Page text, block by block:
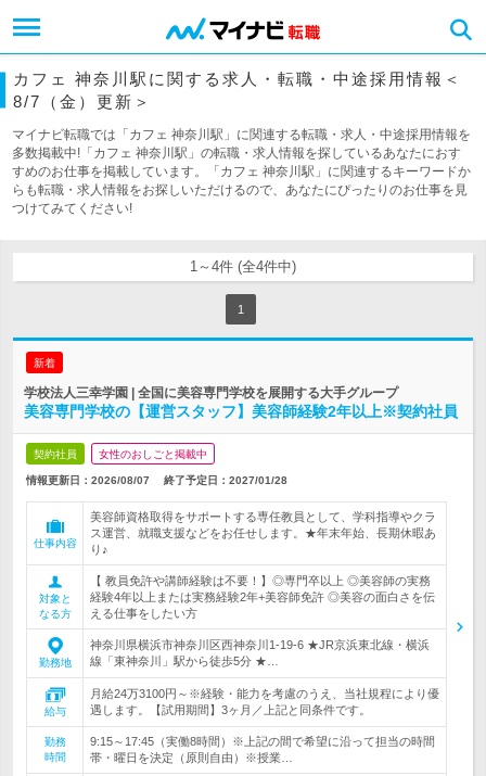
カフェ 神奈川駅に関する求人・転職・中途採用情報＜
8/7（金）更新＞
マイナビ転職では「カフェ 神奈川駅」に関連する転職・求人・中途採用情報を
多数掲載中!「カフェ 神奈川駅」の転職・求人情報を探しているあなたにおす
すめのお仕事を掲載しています。「カフェ 神奈川駅」に関連するキーワードか
らも転職・求人情報をお探しいただけるので、あなたにぴったりのお仕事を見
つけてみてください!
1～4件 (全4件中)
1
新着
学校法人三幸学園 | 全国に美容専門学校を展開する大手グループ
美容専門学校の【運営スタッフ】美容師経験2年以上※契約社員
契約社員 女性のおしごと掲載中
情報更新日：2026/08/07 終了予定日： 2027/01/28
仕事内容
美容師資格取得をサポートする専任教員として、学科指導やクラ
ス運営、就職支援などをお任せします。★年末年始、長期休暇あ
り♪
対象と
なる方
【 教員免許や講師経験は不要！】◎専門卒以上 ◎美容師の実務
経験4年以上または実務経験2年+美容師免許 ◎美容の面白さを伝
える仕事をしたい方
勤務地
神奈川県横浜市神奈川区西神奈川1‐19‐6 ★JR京浜東北線・横浜
線「東神奈川」駅から徒歩5分 ★…
給与
月給24万3100円～※経験・能力を考慮のうえ、当社規程により優
遇します。【試用期間】3ヶ月／上記と同条件です。
勤務
時間
9:15～17:45（実働8時間）※上記の間で希望に沿って担当の時間
帯・曜日を決定（原則自由）※授業…